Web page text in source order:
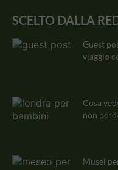
SCELTO DALLA
Guest
viaggio
Cosa
non
Musei